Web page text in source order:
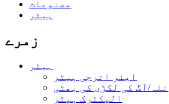
مصنوعات
ہیٹر
زمرے
ہیٹر
ایئر انرجی ہیٹر
آگ کی لکڑی کی بھٹی
الیکٹرک ہیٹر